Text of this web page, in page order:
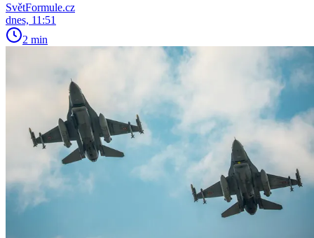
SvětFormule.cz
dnes, 11:51
2 min